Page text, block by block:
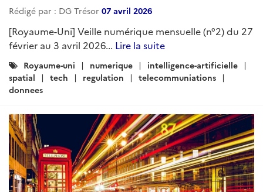
Rédigé par : DG Trésor 07 avril 2026
[Royaume-Uni] Veille numérique mensuelle (n°2) du 27
février au 3 avril 2026... Lire la suite
Catégories
:
Royaume-uni numerique
intelligence-artificielle
spatial
tech regulation
telecommuniations
donnees